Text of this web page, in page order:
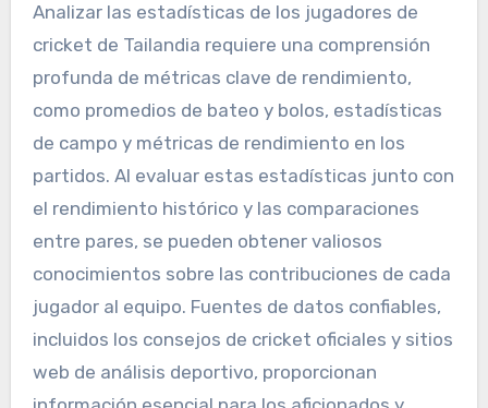
Analizar las estadísticas de los jugadores de
cricket de Tailandia requiere una comprensión
profunda de métricas clave de rendimiento,
como promedios de bateo y bolos, estadísticas
de campo y métricas de rendimiento en los
partidos. Al evaluar estas estadísticas junto con
el rendimiento histórico y las comparaciones
entre pares, se pueden obtener valiosos
conocimientos sobre las contribuciones de cada
jugador al equipo. Fuentes de datos confiables,
incluidos los consejos de cricket oficiales y sitios
web de análisis deportivo, proporcionan